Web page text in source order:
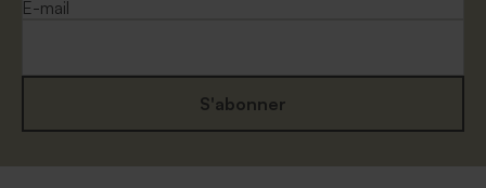
E-mail
S'abonner